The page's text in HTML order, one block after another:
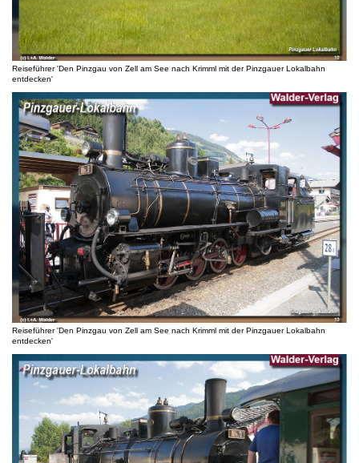
Reiseführer 'Den Pinzgau von Zell am See nach Krimml mit der Pinzgauer Lokalbahn
entdecken'
Reiseführer 'Den Pinzgau von Zell am See nach Krimml mit der Pinzgauer Lokalbahn
entdecken'